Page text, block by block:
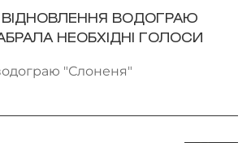
ВІДНОВЛЕННЯ ВОДОГРАЮ
НЕОБХІДНІ ГОЛОСИ
"Слоненя"